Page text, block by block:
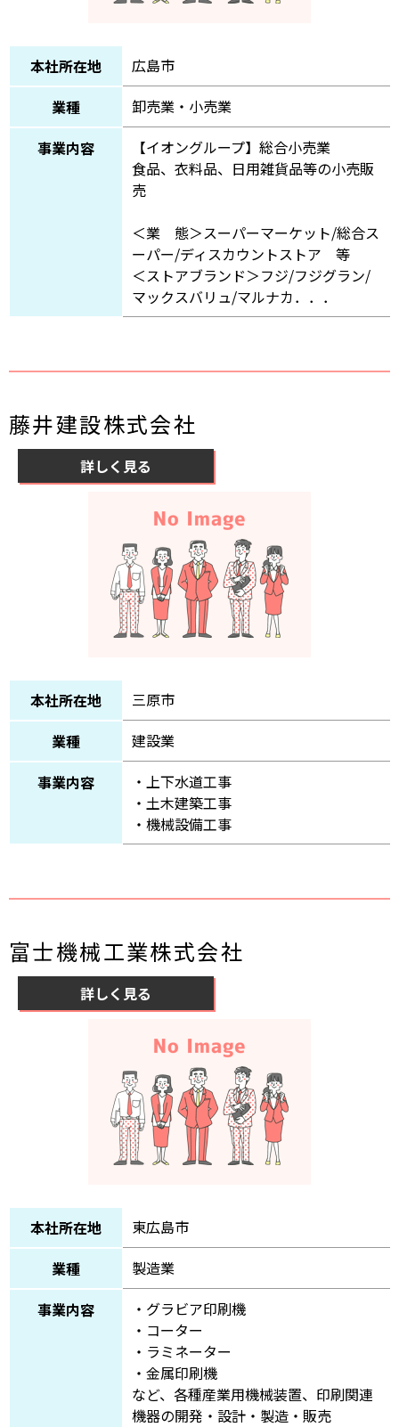
本社所在地
広島市
業種
卸売業・小売業
事業内容
【イオングループ】総合小売業
食品、衣料品、日用雑貨品等の小売販
売
＜業 態＞スーパーマーケット/総合ス
ーパー/ディスカウントストア 等
＜ストアブランド＞フジ/フジグラン/
マックスバリュ/マルナカ．．．
藤井建設株式会社
詳しく見る
本社所在地
三原市
業種
建設業
事業内容
・上下水道工事
・土木建築工事
・機械設備工事
富士機械工業株式会社
詳しく見る
本社所在地
東広島市
業種
製造業
事業内容
・グラビア印刷機
・コーター
・ラミネーター
・金属印刷機
など、各種産業用機械装置、印刷関連
機器の開発・設計・製造・販売